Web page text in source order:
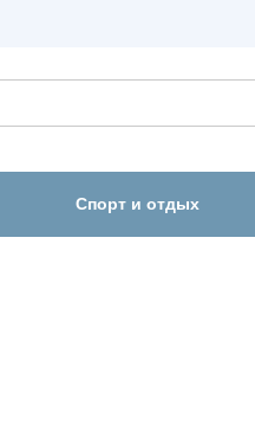
Спорт и отдых